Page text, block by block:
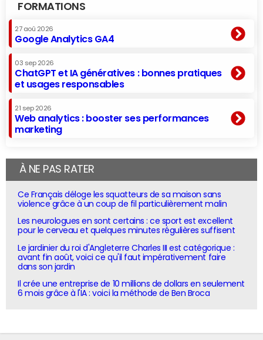
FORMATIONS
27 aoû 2026
Google Analytics GA4
03 sep 2026
ChatGPT et IA génératives : bonnes pratiques
et usages responsables
21 sep 2026
Web analytics : booster ses performances
marketing
À NE PAS RATER
Ce Français déloge les squatteurs de sa maison sans
violence grâce à un coup de fil particulièrement malin
Les neurologues en sont certains : ce sport est excellent
pour le cerveau et quelques minutes régulières suffisent
Le jardinier du roi d'Angleterre Charles III est catégorique :
avant fin août, voici ce qu'il faut impérativement faire
dans son jardin
Il crée une entreprise de 10 millions de dollars en seulement
6 mois grâce à l'IA : voici la méthode de Ben Broca